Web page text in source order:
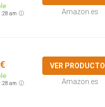
am Amazon.es
am
VER PRODUCTO
Amazon.es